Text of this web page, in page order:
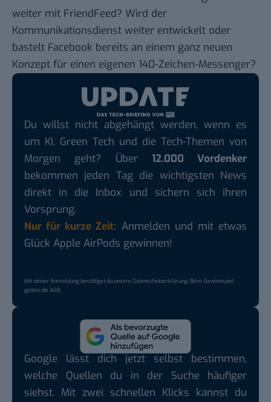
weiter mit FriendFeed? Wird der
Kommunikationsdienst weiter entwickelt oder
bastelt Facebook bereits an einem ganz neuen
Konzept für einen eigenen 140-Zeichen-Messenger?
Du willst nicht abgehängt werden, wenn es
um KI, Green Tech und die Tech-Themen von
Morgen geht? Über 12.000 Vordenker
bekommen jeden Tag die wichtigsten News
direkt in die Inbox und sichern sich ihren
Vorsprung.
Nur für kurze Zeit: Anmelden und mit etwas
Glück Apple AirPods gewinnen!
Mit deiner Anmeldung bestätigst du unsereDatenschutzerklärung. Beim Gewinnspiel
gelten dieAGB.
Google lässt dich jetzt selbst bestimmen,
welche Quellen du in der Suche häufiger
siehst. Mit zwei schnellen Klicks kannst du